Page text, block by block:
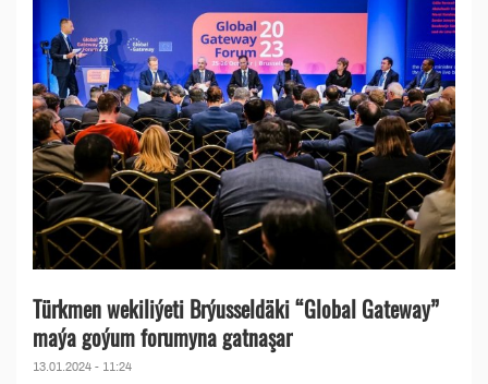
Türkmen wekiliýeti Brýusseldäki “Global Gateway”
maýa goýum forumyna gatnaşar
13.01.2024 - 11:24